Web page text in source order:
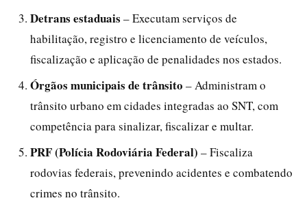
Detrans estaduais – Executam serviços de
habilitação, registro e licenciamento de veículos,
fiscalização e aplicação de penalidades nos estados.
Órgãos municipais de trânsito – Administram o
trânsito urbano em cidades integradas ao SNT, com
competência para sinalizar, fiscalizar e multar.
PRF (Polícia Rodoviária Federal) – Fiscaliza
rodovias federais, prevenindo acidentes e combatendo
crimes no trânsito.